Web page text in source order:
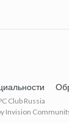
Club Russia
Invision